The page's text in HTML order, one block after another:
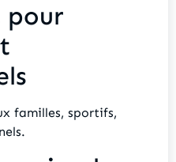
pour
familles, sportifs,